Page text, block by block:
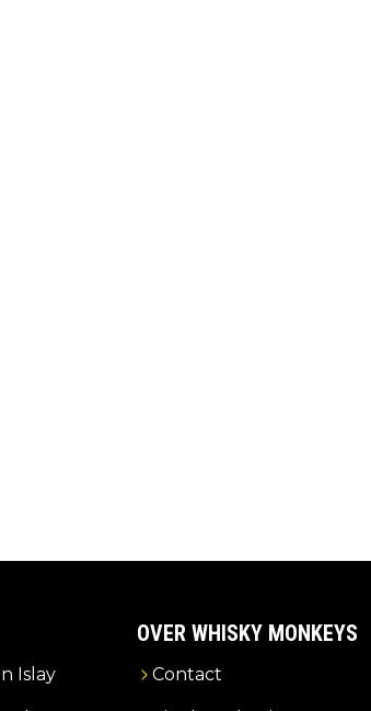
Islay
OVER WHISKY MONKEYS
Contact